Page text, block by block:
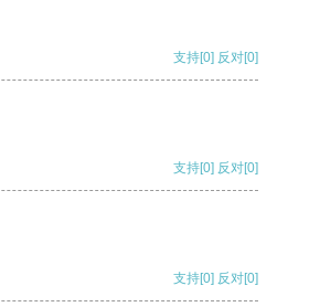
支持[0] 反对[0]
支持[0] 反对[0]
支持[0] 反对[0]